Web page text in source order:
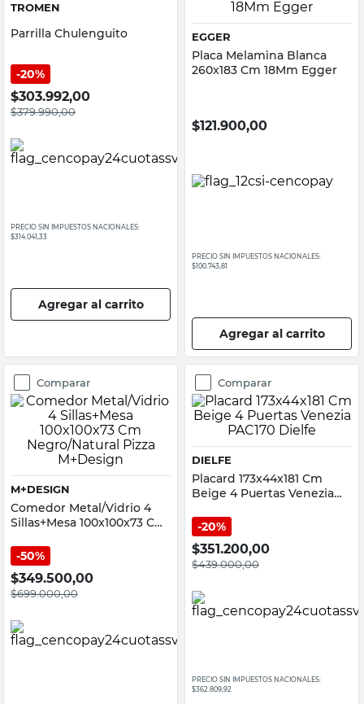
TROMEN
Parrilla Chulenguito
20%
$303.992,00
$379.990,00
PRECIO SIN IMPUESTOS NACIONALES:
$314.041,33
Agregar al carrito
EGGER
Placa Melamina Blanca
260x183 Cm 18Mm Egger
$121.900,00
PRECIO SIN IMPUESTOS NACIONALES:
$100.743,81
Agregar al carrito
Comparar
M+DESIGN
Comedor Metal/Vidrio 4
Sillas+Mesa 100x100x73 Cm
M+Design
50%
$349.500,00
$699.000,00
Comparar
DIELFE
Placard 173x44x181 Cm
Beige 4 Puertas Venezia
20%
$351.200,00
$439.000,00
PRECIO SIN IMPUESTOS NACIONALES:
$362.809,92